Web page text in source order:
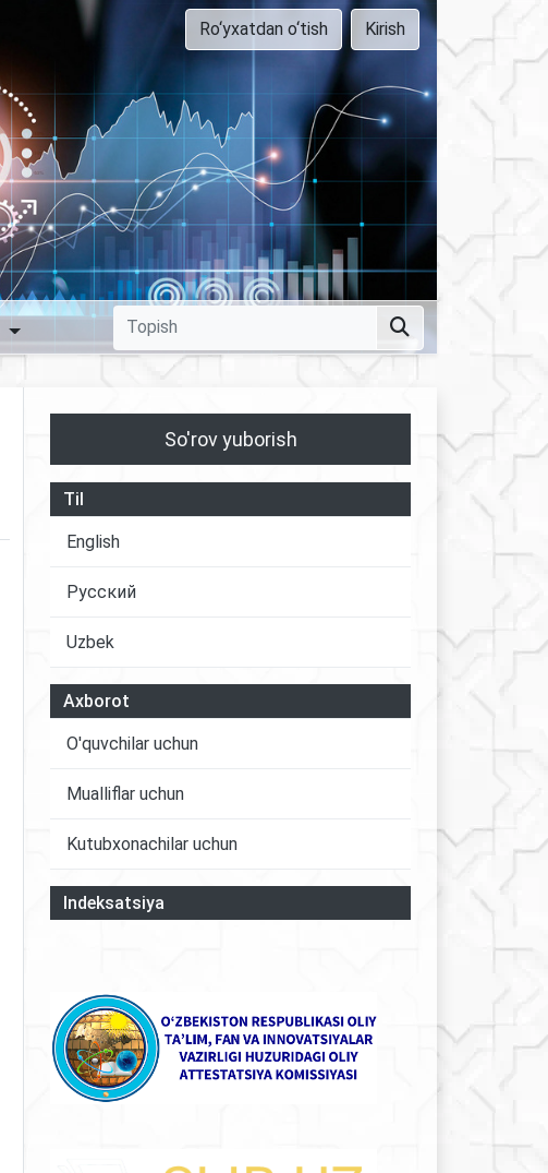
Ro‘yxatdan o‘tish Kirish
So'rov yuborish
Til
English
Русский
Uzbek
Axborot
O'quvchilar uchun
Mualliflar uchun
Kutubxonachilar uchun
Indeksatsiya